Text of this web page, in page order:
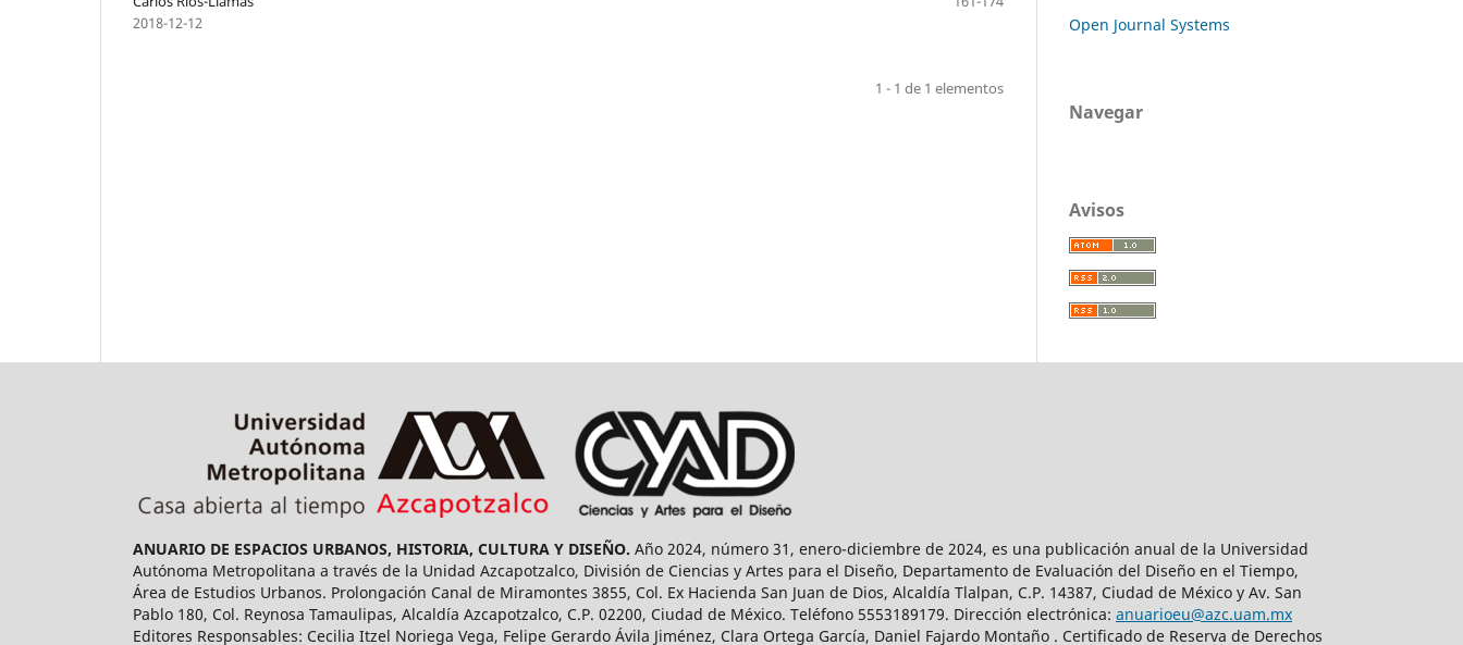
2018-12-12
1 - 1 de 1 elementos
Open Journal Systems
Navegar
Avisos
ANUARIO DE ESPACIOS URBANOS, HISTORIA, CULTURA Y DISEÑO. Año 2024, número 31, enero-diciembre de 2024, es una publicación anual de la Universidad
Autónoma Metropolitana a través de la Unidad Azcapotzalco, División de Ciencias y Artes para el Diseño, Departamento de Evaluación del Diseño en el Tiempo,
Área de Estudios Urbanos. Prolongación Canal de Miramontes 3855, Col. Ex Hacienda San Juan de Dios, Alcaldía Tlalpan, C.P. 14387, Ciudad de México y Av. San
Pablo 180, Col. Reynosa Tamaulipas, Alcaldía Azcapotzalco, C.P. 02200, Ciudad de México. Teléfono 5553189179. Dirección electrónica: anuarioeu@azc.uam.mx
Editores Responsables: Cecilia Itzel Noriega Vega, Felipe Gerardo Ávila Jiménez, Clara Ortega García, Daniel Fajardo Montaño . Certificado de Reserva de Derechos